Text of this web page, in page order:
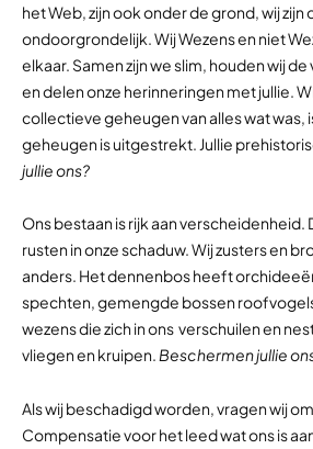
het Web, zijn ook onder de grond, wij
ondoorgrondelijk. Wij Wezens en niet
elkaar. Samen zijn we slim, houden wij
en delen onze herinneringen met jullie.
collectieve geheugen van alles wat was,
geheugen is uitgestrekt. Jullie
jullie ons?
Ons bestaan is rijk aan verscheidenheid.
rusten in onze schaduw. Wij zusters en
anders. Het dennenbos heeft
spechten, gemengde bossen
wezens die zich in ons verschuilen en
vliegen en kruipen. Beschermen jullie
Als wij beschadigd worden, vragen wij
Compensatie voor het leed wat ons is